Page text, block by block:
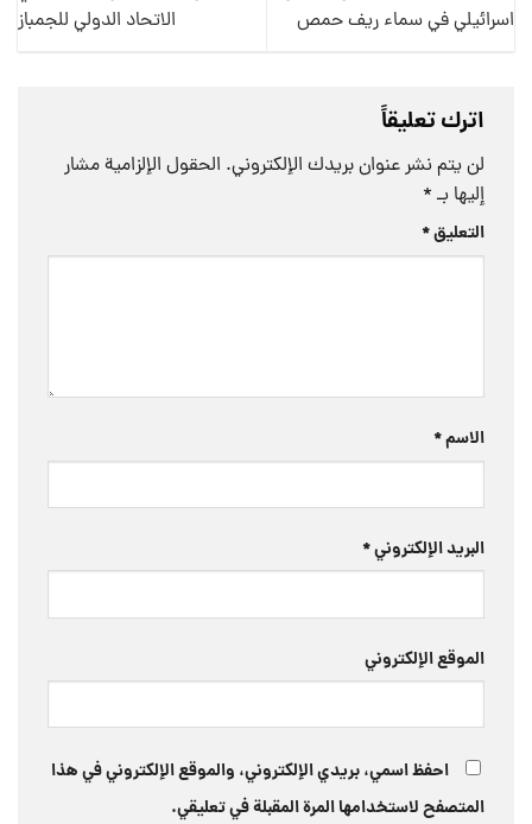
اسرائيلي في سماء ريف حمص
الاتحاد الدولي للجمباز
اترك تعليقاً
لن يتم نشر عنوان بريدك الإلكتروني. الحقول الإلزامية مشار
إليها بـ *
التعليق*
الاسم*
البريد الإلكتروني*
الموقع الإلكتروني
احفظ اسمي، بريدي الإلكتروني، والموقع الإلكتروني في هذا
المتصفح لاستخدامها المرة المقبلة في تعليقي.